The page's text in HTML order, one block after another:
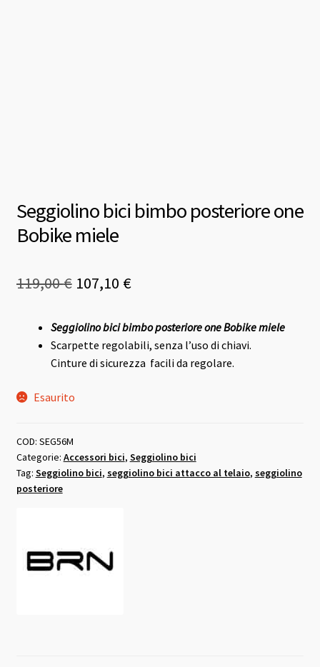
Seggiolino bici bimbo posteriore one
Bobike miele
119,00€ Il
originale
era:
107,10 €Il
attuale
è:
Seggiolino bici bimbo posteriore one Bobike miele
Scarpette regolabili, senza l’uso di chiavi.
Cinture di sicurezza facili da regolare.
Esaurito
COD: SEG56M
Categorie: Accessori bici, Seggiolino bici
Tag: Seggiolino bici, seggiolino bici attacco al telaio, seggiolino
posteriore